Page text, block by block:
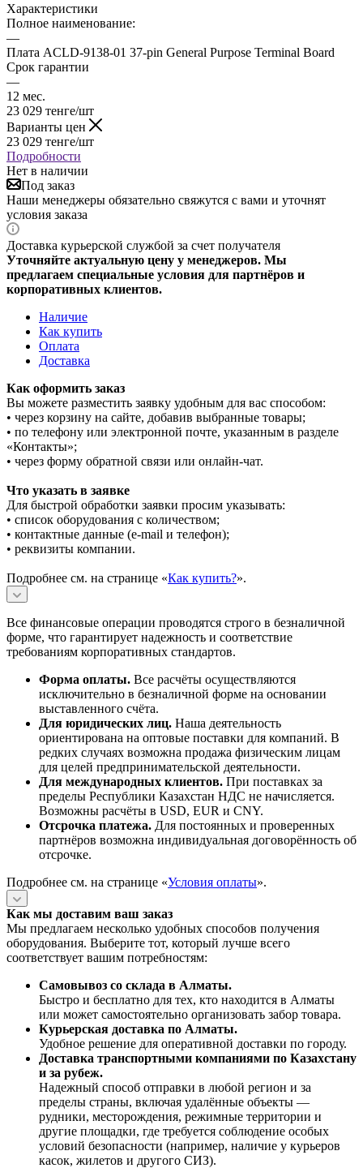
Характеристики
Полное наименование:
—
Плата ACLD-9138-01 37-pin General Purpose Terminal Board
Срок гарантии
—
12 мес.
23 029 тенге/шт
Варианты цен
23 029 тенге/шт
Подробности
Нет в наличии
Под заказ
Наши менеджеры обязательно свяжутся с вами и уточнят
условия заказа
Доставка курьерской службой за счет получателя
Уточняйте актуальную цену у менеджеров. Мы
предлагаем специальные условия для партнёров и
корпоративных клиентов.
Наличие
Как купить
Оплата
Доставка
Как оформить заказ
Вы можете разместить заявку удобным для вас способом:
• через корзину на сайте, добавив выбранные товары;
• по телефону или электронной почте, указанным в разделе
«Контакты»;
• через форму обратной связи или онлайн-чат.
Что указать в заявке
Для быстрой обработки заявки просим указывать:
• список оборудования с количеством;
• контактные данные (e-mail и телефон);
• реквизиты компании.
Подробнее см. на странице «Как купить?».
Все финансовые операции проводятся строго в безналичной
форме, что гарантирует надежность и соответствие
требованиям корпоративных стандартов.
Форма оплаты. Все расчёты осуществляются
исключительно в безналичной форме на основании
выставленного счёта.
Для юридических лиц. Наша деятельность
ориентирована на оптовые поставки для компаний. В
редких случаях возможна продажа физическим лицам
для целей предпринимательской деятельности.
Для международных клиентов. При поставках за
пределы Республики Казахстан НДС не начисляется.
Возможны расчёты в USD, EUR и CNY.
Отсрочка платежа. Для постоянных и проверенных
партнёров возможна индивидуальная договорённость об
отсрочке.
Подробнее см. на странице «Условия оплаты».
Как мы доставим ваш заказ
Мы предлагаем несколько удобных способов получения
оборудования. Выберите тот, который лучше всего
соответствует вашим потребностям:
Самовывоз со склада в Алматы.
Быстро и бесплатно для тех, кто находится в Алматы
или может самостоятельно организовать забор товара.
Курьерская доставка по Алматы.
Удобное решение для оперативной доставки по городу.
Доставка транспортными компаниями по Казахстану
и за рубеж.
Надежный способ отправки в любой регион и за
пределы страны, включая удалённые объекты —
рудники, месторождения, режимные территории и
другие площадки, где требуется соблюдение особых
условий безопасности (например, наличие у курьеров
касок, жилетов и другого СИЗ).